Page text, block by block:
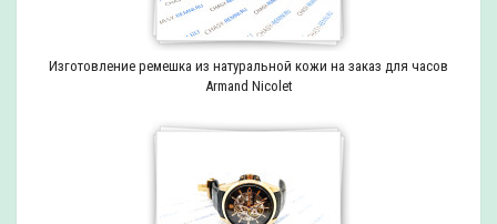
Изготовление ремешка из натуральной кожи на заказ для часов
Armand Nicolet